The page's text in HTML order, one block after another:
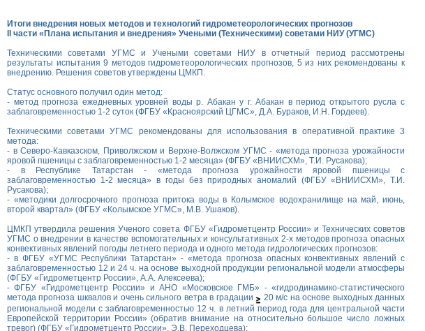
Итоги внедрения новых методов и технологий гидрометеорологических прогнозов
II части «Плана испытания и внедрения» Учеными (Техническими) советами НИУ (УГМС)
Техническими советами УГМС и Учеными советами НИУ в отчетный период рассмотрены
результаты испытания 9 методов гидрометеорологических прогнозов, 5 из них рекомендованы к
внедрению. Решения советов утверждены ЦМКП.
Статус основного получил один метод:
- метод прогноза ежедневных уровней воды р. Абакан у г. Абакан в период открытого русла с
заблаговременностью 1-2 суток (ФГБУ «Красноярский ЦГМС», Д.А. Бураков, И.Н. Гордеев).
Техническими советами УГМС рекомендованы для использования в оперативной практике 3
метода:
- в Северо-Кавказском, Приволжском и Верхне-Волжском УГМС - «метода прогноза урожайности
яровой пшеницы с заблаговременностью 1-2 месяца» (ФГБУ «ВНИИСХМ», Т.И. Русакова);
- в Республике Татарстан - «метода прогноза урожайности яровой пшеницы с
заблаговременностью 1-2 месяца» в годы без природных аномалий (ФГБУ «ВНИИСХМ», Т.И.
Русакова);
- «методики долгосрочного прогноза притока воды в Колымское водохранилище на май, июнь,
второй квартал» (ФГБУ «Колымское УГМС», М.В. Ушаков).
ЦМКП утвердила решения Ученого совета ФГБУ «Гидрометцентр России» и Технических советов
УГМС о внедрении в качестве вспомогательных и консультативных 2-х методов прогноза опасных
конвективных явлений погоды летнего периода и одного метода гидрологических прогнозов:
- в ФГБУ «УГМС Республики Татарстан» - «метода прогноза опасных конвективных явлений с
заблаговременностью 12 и 24 ч. на основе выходной продукции региональной модели атмосферы
(ФГБУ «Гидрометцентр России», А.А. Алексеева);
- ФГБУ «Гидрометцентр России» и АНО «Московское ГМБ» - «гидродинамико-статистического
метода прогноза шквалов и очень сильного ветра в градации
20 м/с на основе выходных данных
региональной модели с заблаговременностью 12 ч. в летний период года для центральной части
Европейской территории России» (обратив внимание на относительно большое число ложных
тревог) (ФГБУ «Гидрометцентр России», Э.В. Переходцева);